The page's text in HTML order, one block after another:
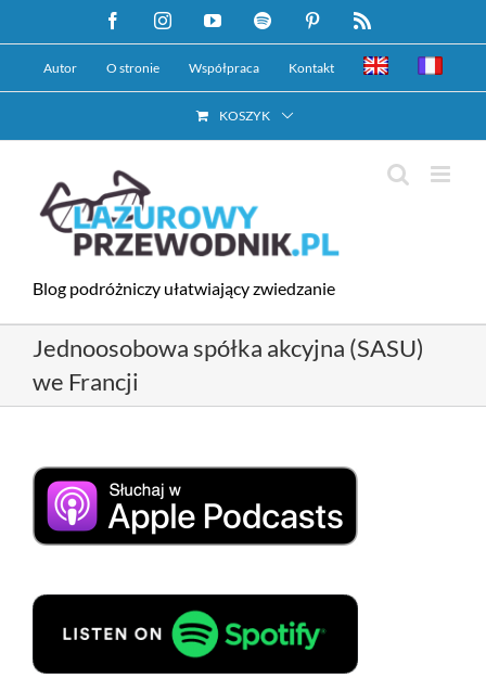
do
zawartości
FacebookInstagramYouTubeSpotify Pinterest
Autor O stronie Współpraca Kontakt
KOSZYK
Blog podróżniczy ułatwiający zwiedzanie
Jednoosobowa spółka akcyjna (SASU)
we Francji